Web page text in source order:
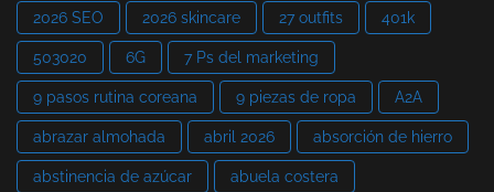
2026 SEO
2026 skincare 27 outfits 401k
503020 6G 7 Ps del marketing
9 pasos rutina coreana 9 piezas de ropa A2A
abrazar almohada abril 2026 absorción de hierro
abstinencia de azúcar abuela costera